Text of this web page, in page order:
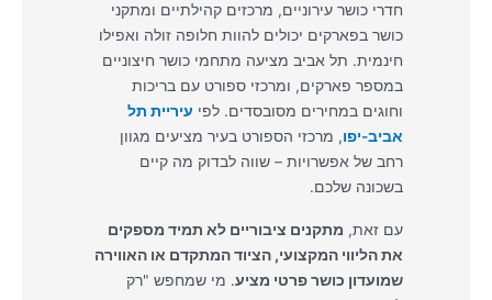
חדרי כושר עירוניים, מרכזים קהילתיים ומתקני
כושר בפארקים יכולים להוות חלופה זולה ואפילו
חינמית. תל אביב מציעה מתחמי כושר חיצוניים
במספר פארקים, ומרכזי ספורט עם בריכות
וחוגים במחירים מסובסדים. לפי עיריית תל
אביב-יפו, מרכזי הספורט בעיר מציעים מגוון
רחב של אפשרויות – שווה לבדוק מה קיים
בשכונה שלכם.
עם זאת, מתקנים ציבוריים לא תמיד מספקים
את הליווי המקצועי, הציוד המתקדם או האווירה
שמועדון כושר פרטי מציע. מי שמחפש "רק